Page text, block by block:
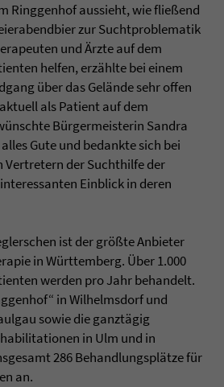
Ringgenhof aussieht, wie fließend
zur Suchtproblematik
und Ärzte auf dem
helfen, erzählte bei einem
über das Gelände sehr offen
als Patient auf dem
Bürgermeisterin Sandra
Gute und bedankte sich bei
Vertretern der Suchthilfe der
Einblick in deren
ist der größte Anbieter
in Württemberg. Über 1.000
werden pro Jahr behandelt.
in Wilhelmsdorf und
sowie die ganztägig
in Ulm und in
286 Behandlungsplätze für
an.